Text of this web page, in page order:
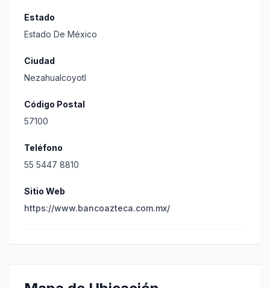
Estado
Estado De México
Ciudad
Nezahualcoyotl
Código Postal
57100
Teléfono
55 5447 8810
Sitio Web
https://www.bancoazteca.com.mx/